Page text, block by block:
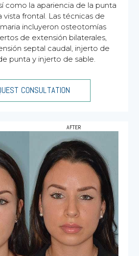
como la apariencia de la punta
vista frontal. Las técnicas de
incluyeron osteotomías
de extensión bilaterales,
septal caudal, injerto de
punta y injerto de sable.
CONSULTATION